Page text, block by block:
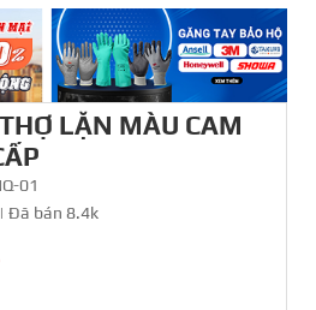
LẶN MÀU CAM
01
| Đã bán 8.4k